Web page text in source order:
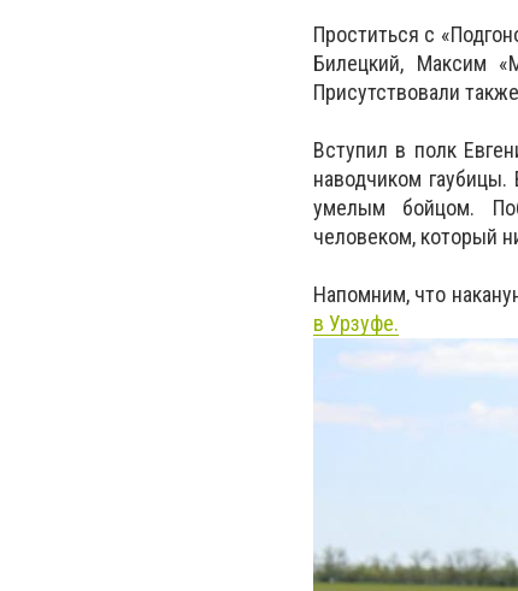
Проститься с
Билецкий, Максим
Присутствовали
Вступил в полк
наводчиком
умелым бойцом.
человеком, который
Напомним, что
в Урзуфе.